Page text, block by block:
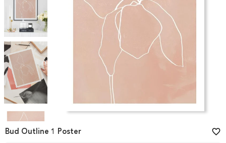
1
Bud Outline 1 Poster favorite_border